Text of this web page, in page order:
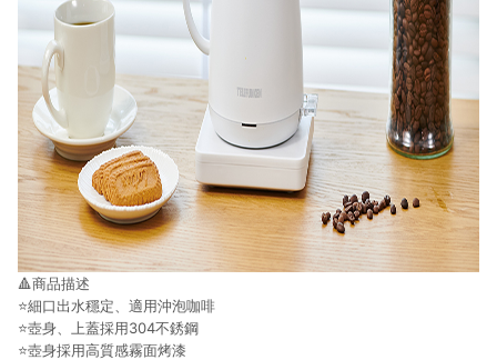
🔺商品描述
⭐細口出水穩定、適用沖泡咖啡
⭐壺身、上蓋採用304不銹鋼
⭐壺身採用高質感霧面烤漆